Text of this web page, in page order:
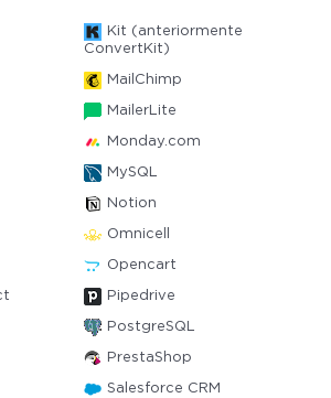
Kit (anteriormente
ConvertKit)
MailChimp
MailerLite
Monday.com
MySQL
Notion
Omnicell
Opencart
Pipedrive
PostgreSQL
PrestaShop
Salesforce CRM